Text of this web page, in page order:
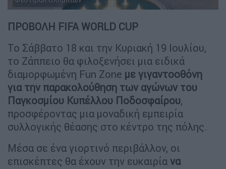
ΠΡΟΒΟΛΗ FIFA WORLD CUP
Το Σάββατο 18 και την Κυριακή 19 Ιουλίου,
το Ζάππειο θα φιλοξενήσει μια ειδικά
διαμορφωμένη Fun Zone με γιγαντοοθόνη
για την παρακολούθηση των αγώνων του
Παγκοσμίου Κυπέλλου Ποδοσφαίρου,
προσφέροντας μια μοναδική εμπειρία
συλλογικής θέασης στο κέντρο της πόλης.
Μέσα σε ένα γιορτινό περιβάλλον, οι
επισκέπτες θα έχουν την ευκαιρία να